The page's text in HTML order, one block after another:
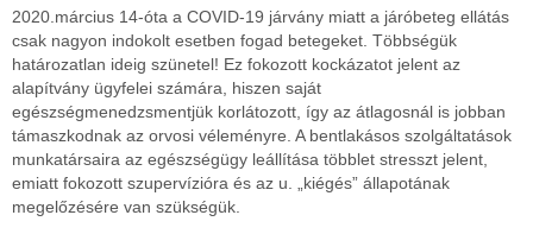
2020.március 14-óta a COVID-19 járvány miatt a járóbeteg ellátás
csak nagyon indokolt esetben fogad betegeket. Többségük
határozatlan ideig szünetel! Ez fokozott kockázatot jelent az
alapítvány ügyfelei számára, hiszen saját
egészségmenedzsmentjük korlátozott, így az átlagosnál is jobban
támaszkodnak az orvosi véleményre. A bentlakásos szolgáltatások
munkatársaira az egészségügy leállítása többlet stresszt jelent,
emiatt fokozott szupervízióra és az u. „kiégés” állapotának
megelőzésére van szükségük.